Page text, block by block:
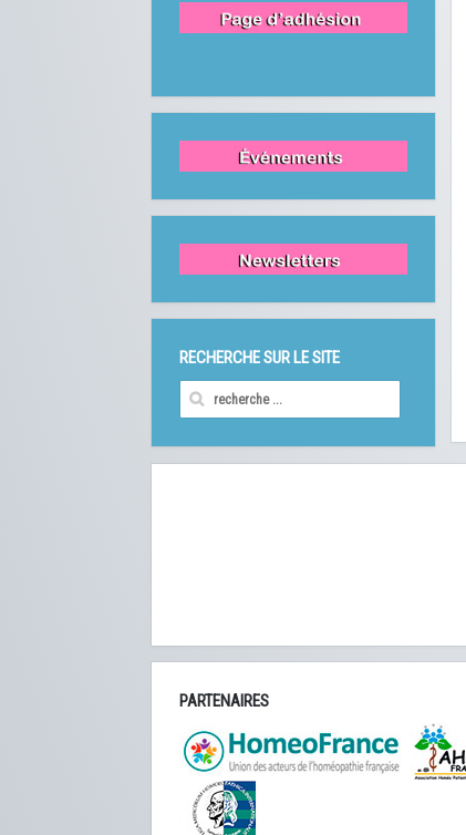
RECHERCHE SUR LE SITE
PARTENAIRES